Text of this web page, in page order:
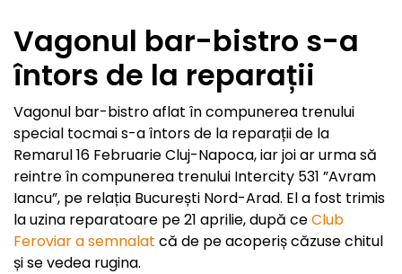
Vagonul bar-bistro s-a
întors de la reparații
Vagonul bar-bistro aflat în compunerea trenului
special tocmai s-a întors de la reparații de la
Remarul 16 Februarie Cluj-Napoca, iar joi ar urma să
reintre în compunerea trenului Intercity 531 ”Avram
Iancu”, pe relația București Nord-Arad. El a fost trimis
la uzina reparatoare pe 21 aprilie, după ceClub
Feroviar a semnalat că de pe acoperiș căzuse chitul
și se vedea rugina.